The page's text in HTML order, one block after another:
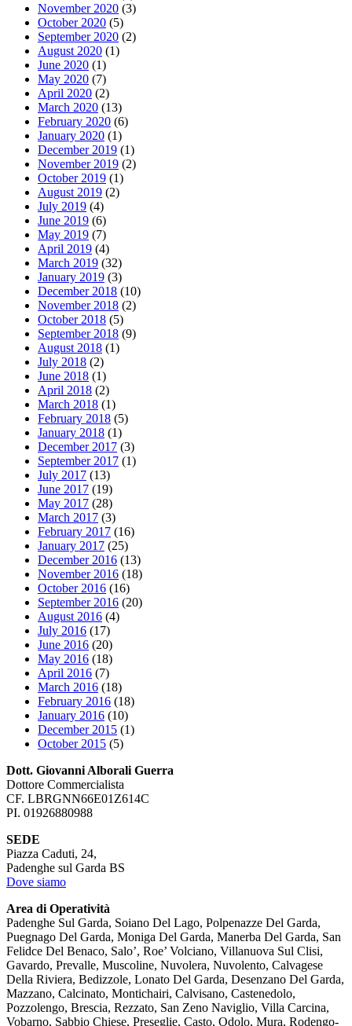
November 2020 (3)
October 2020 (5)
September 2020 (2)
August 2020 (1)
June 2020 (1)
May 2020 (7)
April 2020 (2)
March 2020 (13)
February 2020 (6)
January 2020 (1)
December 2019 (1)
November 2019 (2)
October 2019 (1)
August 2019 (2)
July 2019 (4)
June 2019 (6)
May 2019 (7)
April 2019 (4)
March 2019 (32)
January 2019 (3)
December 2018 (10)
November 2018 (2)
October 2018 (5)
September 2018 (9)
August 2018 (1)
July 2018 (2)
June 2018 (1)
April 2018 (2)
March 2018 (1)
February 2018 (5)
January 2018 (1)
December 2017 (3)
September 2017 (1)
July 2017 (13)
June 2017 (19)
May 2017 (28)
March 2017 (3)
February 2017 (16)
January 2017 (25)
December 2016 (13)
November 2016 (18)
October 2016 (16)
September 2016 (20)
August 2016 (4)
July 2016 (17)
June 2016 (20)
May 2016 (18)
April 2016 (7)
March 2016 (18)
February 2016 (18)
January 2016 (10)
December 2015 (1)
October 2015 (5)
Dott. Giovanni Alborali Guerra
Dottore Commercialista
CF. LBRGNN66E01Z614C
PI. 01926880988
SEDE
Piazza Caduti, 24,
Padenghe sul Garda BS
Dove siamo
Area di Operatività
Padenghe Sul Garda, Soiano Del Lago, Polpenazze Del Garda,
Puegnago Del Garda, Moniga Del Garda, Manerba Del Garda, San
Felidce Del Benaco, Salo’, Roe’ Volciano, Villanuova Sul Clisi,
Gavardo, Prevalle, Muscoline, Nuvolera, Nuvolento, Calvagese
Della Riviera, Bedizzole, Lonato Del Garda, Desenzano Del Garda,
Mazzano, Calcinato, Montichairi, Calvisano, Castenedolo,
Pozzolengo, Brescia, Rezzato, San Zeno Naviglio, Villa Carcina,
Vobarno, Sabbio Chiese, Preseglie, Casto, Odolo, Mura, Rodengo-